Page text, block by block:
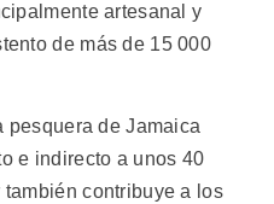
artesanal y
de más de 15 000
pesquera de Jamaica
e indirecto a unos 40
contribuye a los